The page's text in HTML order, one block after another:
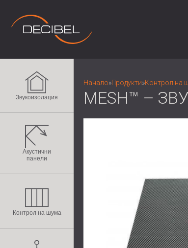
Звукоизолация
Акустични
панели
Контрол на шума
Начало»Продукти»Контрол на
MESH™ –